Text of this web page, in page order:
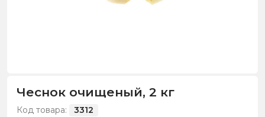
Чеснок очищеный, 2 кг
Код товара: 3312